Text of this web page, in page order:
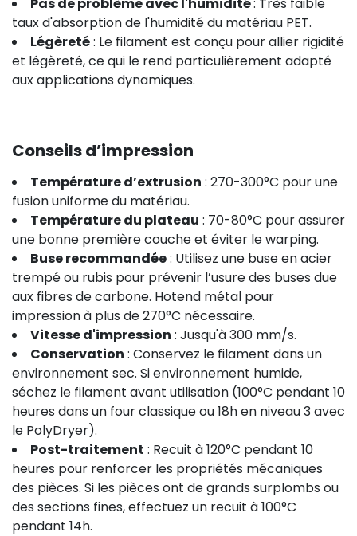
taux d'absorption de l'humidité du matériau PET.
Légèreté: Le filament est conçu pour allier rigidité
et légèreté, ce qui le rend particulièrement adapté
aux applications dynamiques.
Conseils d’impression
Température d’extrusion : 270-300°C pour une
fusion uniforme du matériau.
Température du plateau : 70-80°C pour assurer
une bonne première couche et éviter le warping.
Buse recommandée: Utilisez une buse en acier
trempé ou rubis pour prévenir l’usure des buses due
aux fibres de carbone. Hotend métal pour
impression à plus de 270°C nécessaire.
Vitesse d'impression : Jusqu'à 300 mm/s.
Conservation : Conservez le filament dans un
environnement sec. Si environnement humide,
séchez le filament avant utilisation (100°C pendant 10
heures dans un four classique ou 18h en niveau 3 avec
le PolyDryer).
Post-traitement : Recuit à 120°C pendant 10
heures pour renforcer les propriétés mécaniques
des pièces. Si les pièces ont de grands surplombs ou
des sections fines, effectuez un recuit à 100°C
pendant 14h.